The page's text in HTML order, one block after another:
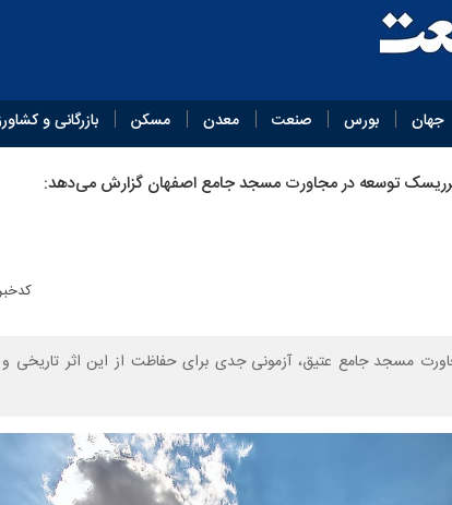
جهان بورس صنعت معدن مسکن بازرگانی و
توسعه در مجاورت مسجد جامع اصفهان گزارش می‌دهد:
کدخبر:
از مجاورت مسجد جامع عتیق، آزمونی جدی برای حفاظت از این اثر